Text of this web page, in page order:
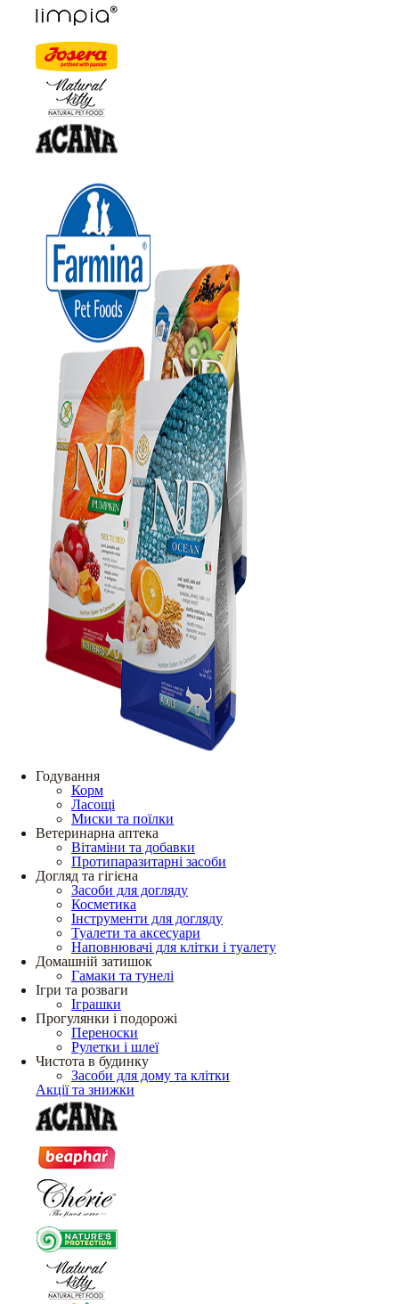
Годування
Корм
Ласощі
Миски та поїлки
Ветеринарна аптека
Вітаміни та добавки
Протипаразитарні засоби
Догляд та гігієна
Засоби для догляду
Косметика
Інструменти для догляду
Туалети та аксесуари
Наповнювачі для клітки і туалету
Домашній затишок
Гамаки та тунелі
Ігри та розваги
Іграшки
Прогулянки і подорожі
Переноски
Рулетки і шлеї
Чистота в будинку
Засоби для дому та клітки
Акції та знижки